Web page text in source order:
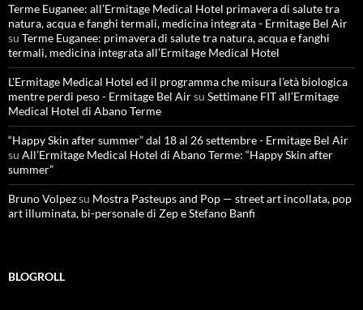
Terme Euganee: all’Ermitage Medical Hotel primavera di salute tra
natura, acqua e fanghi termali, medicina integrata - Ermitage Bel Air
su Terme Euganee: primavera di salute tra natura, acqua e fanghi
termali, medicina integrata all’Ermitage Medical Hotel
L'Ermitage Medical Hotel ed il programma che misura l’età biologica
mentre perdi peso - Ermitage Bel Airsu Settimane FIT all’Ermitage
Medical Hotel di Abano Terme
“Happy Skin after summer” dal 18 al 26 settembre - Ermitage Bel Air
su All’Ermitage Medical Hotel di Abano Terme: “Happy Skin after
summer”
Bruno Volpezsu Mostra Pasteups and Pop — street art incollata, pop
art illuminata, bi-personale di Zep e Stefano Banfi
BLOGROLL